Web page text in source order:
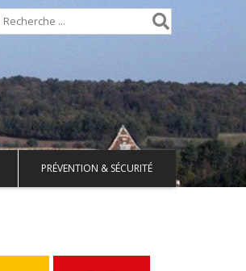
PRÉVENTION & SÉCURITÉ